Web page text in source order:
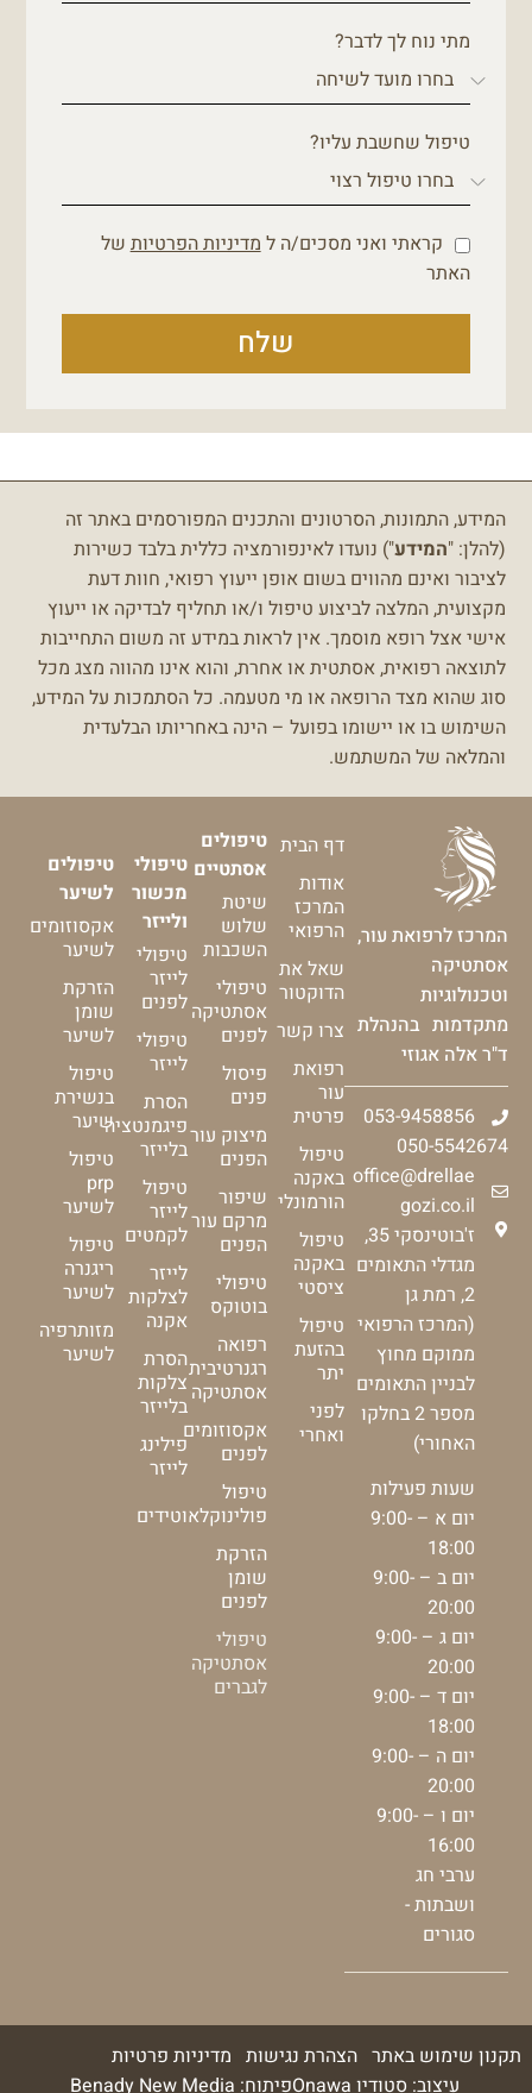
מתי נוח לך לדבר?
טיפול שחשבת עליו?
קראתי ואני מסכים/ה למדיניות הפרטיותשל
האתר
שלח
המידע, התמונות, הסרטונים והתכנים המפורסמים באתר זה
(להלן: "המידע") נועדו לאינפורמציה כללית בלבד כשירות
לציבור ואינם מהווים בשום אופן ייעוץ רפואי, חוות דעת
מקצועית, המלצה לביצוע טיפול ו/או תחליף לבדיקה או ייעוץ
אישי אצל רופא מוסמך. אין לראות במידע זה משום התחייבות
לתוצאה רפואית, אסתטית או אחרת, והוא אינו מהווה מצג מכל
סוג שהוא מצד הרופאה או מי מטעמה. כל הסתמכות על המידע,
השימוש בו או יישומו בפועל – הינה באחריותו הבלעדית
והמלאה של המשתמש.
המרכז לרפואת עור,
אסתטיקה
וטכנולוגיות
מתקדמות בהנהלת
ד"ר אלה אגוזי
053-9458856
050-5542674
office@drellae
gozi.co.il
ז'בוטינסקי 35,
מגדלי התאומים
2, רמת גן
(המרכז הרפואי
ממוקם מחוץ
לבניין התאומים
מספר 2 בחלקו
האחורי)
שעות פעילות
יום א – 9:00-
18:00
יום ב – 9:00-
20:00
יום ג – 9:00-
20:00
יום ד – 9:00-
18:00
יום ה – 9:00-
20:00
יום ו – 9:00-
16:00
ערבי חג
ושבתות -
סגורים
דף הבית
אודות
המרכז
הרפואי
שאל את
הדוקטור
צרו קשר
רפואת
עור
פרטית
טיפול
באקנה
הורמונלי
טיפול
באקנה
ציסטי
טיפול
בהזעת
יתר
לפני
ואחרי
טיפולים
אסתטיים
שיטת
שלוש
השכבות
טיפולי
אסתטיקה
לפנים
פיסול
פנים
מיצוק עור
הפנים
שיפור
מרקם עור
הפנים
טיפולי
בוטוקס
רפואה
רגנרטיבית
אסתטיקה
אקסוזומים
לפנים
טיפול
פולינוקלאוטידים
הזרקת
שומן
לפנים
טיפולי
אסתטיקה
לגברים
טיפולי
מכשור
ולייזר
טיפולי
לייזר
לפנים
טיפולי
לייזר
הסרת
פיגמנטציה
בלייזר
טיפול
לייזר
לקמטים
לייזר
לצלקות
אקנה
הסרת
צלקות
בלייזר
פילינג
לייזר
טיפולים
לשיער
אקסוזומים
לשיער
הזרקת
שומן
לשיער
טיפול
בנשירת
שיער
טיפול
prp
לשיער
טיפול
ריגנרה
לשיער
מזותרפיה
לשיער
תקנון שימוש באתר הצהרת נגישות מדיניות פרטיות
עיצוב: סטודיו Onawa
פיתוח: Benady New Media